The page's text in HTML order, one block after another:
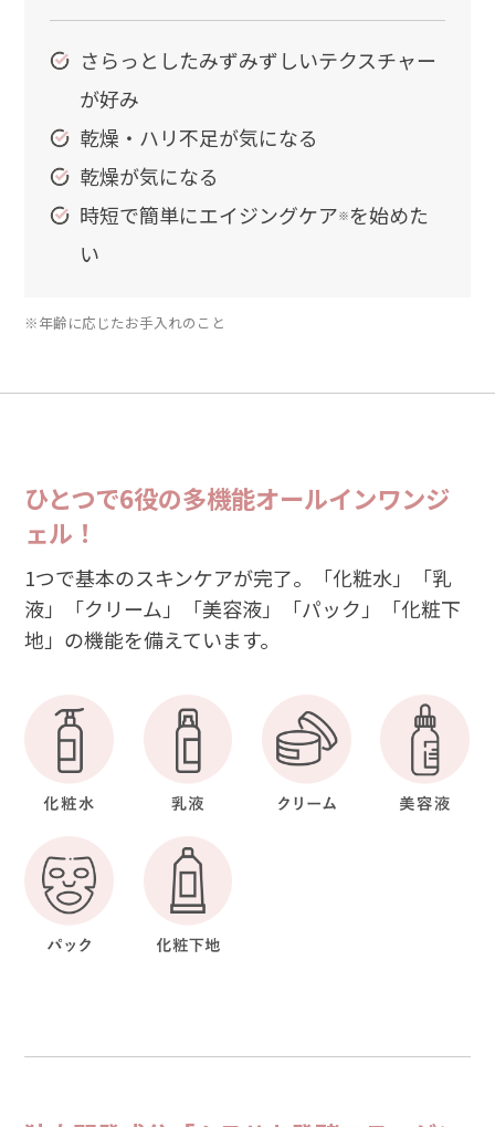
さらっとしたみずみずしいテクスチャー
が好み
乾燥・ハリ不足が気になる
乾燥が気になる
時短で簡単にエイジングケア※を始めた
い
※年齢に応じたお手入れのこと
ひとつで6役の多機能オールインワンジ
ェル！
1つで基本のスキンケアが完了。「化粧水」「乳
液」「クリーム」「美容液」「パック」「化粧下
地」の機能を備えています。